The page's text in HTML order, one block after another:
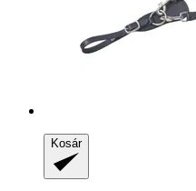
Kosár